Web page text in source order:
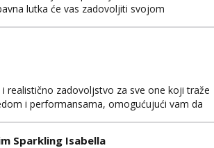
lutka će vas zadovoljiti svojom
realistično zadovoljstvo za sve one koji traže
i performansama, omogućujući vam da
Sparkling Isabella